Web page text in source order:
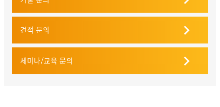
견적 문의
세미나/교육 문의